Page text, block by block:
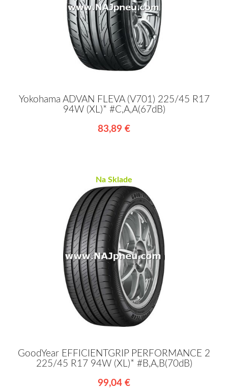
Yokohama ADVAN FLEVA (V701) 225/45 R17
94W (XL)* #C,A,A(67dB)
83,89 €
Na Sklade
GoodYear EFFICIENTGRIP PERFORMANCE 2
225/45 R17 94W (XL)* #B,A,B(70dB)
99,04 €